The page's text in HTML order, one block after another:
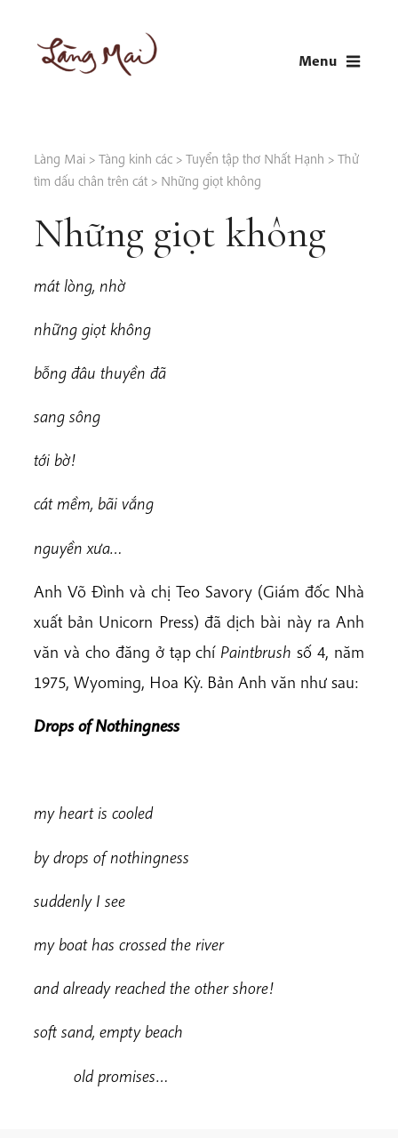
content
Menu
Làng Mai > Tàng kinh các > Tuyển tập thơ Nhất Hạnh > Thử
tìm dấu chân trên cát > Những giọt không
Những giọt không
mát lòng, nhờ
những giọt không
bỗng đâu thuyền đã
sang sông
tới bờ!
cát mềm, bãi vắng
nguyền xưa…
Anh Võ Đình và chị Teo Savory (Giám đốc Nhà
xuất bản Unicorn Press) đã dịch bài này ra Anh
văn và cho đăng ở tạp chí Paintbrushsố 4, năm
1975, Wyoming, Hoa Kỳ. Bản Anh văn như sau:
Drops of Nothingness
my heart is cooled
by drops of nothingness
suddenly I see
my boat has crossed the river
and already reached the other shore!
soft sand, empty beach
old promises…